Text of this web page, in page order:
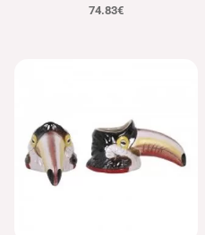
74.83€
112.63€.109.25€.